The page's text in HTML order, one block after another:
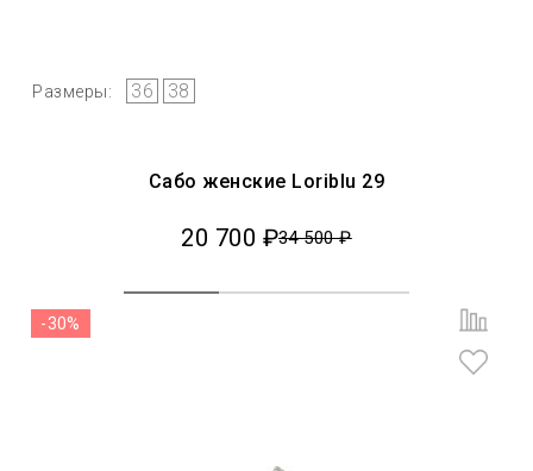
Размеры: 36 38
Сабо женские Loriblu 29
20 700 ₽34 500 ₽
-30%